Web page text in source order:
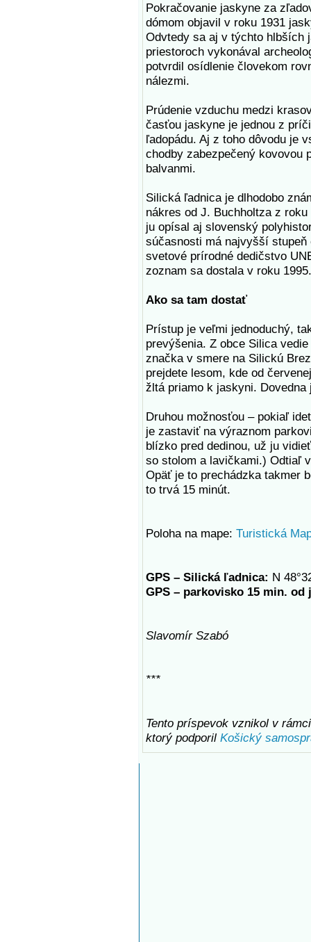
Pokračovanie jaskyne za
dómom objavil v roku 1931
Odvtedy sa aj v týchto hlbších
priestoroch vykonával
potvrdil osídlenie človekom
nálezmi.
Prúdenie vzduchu medzi
časťou jaskyne je jednou z
ľadopádu. Aj z toho dôvodu je
chodby zabezpečený kovovou
balvanmi.
Silická ľadnica je dlhodobo
nákres od J. Buchholtza z
ju opísal aj slovenský
súčasnosti má najvyšší stupeň
svetové prírodné dedičstvo
zoznam sa dostala v roku 1995.
Ako sa tam dostať
Prístup je veľmi jednoduchý,
prevýšenia. Z obce Silica
značka v smere na Silickú
prejdete lesom, kde od
žltá priamo k jaskyni.
Druhou možnosťou – pokiaľ
je zastaviť na výraznom
blízko pred dedinou, už ju
so stolom a lavičkami.) Odtiaľ
Opäť je to prechádzka takmer
to trvá 15 minút.
Poloha na mape: Turistická
GPS – Silická ľadnica: N
GPS – parkovisko 15 min.
Slavomír Szabó
***
Tento príspevok vznikol v
ktorý podporil Košický